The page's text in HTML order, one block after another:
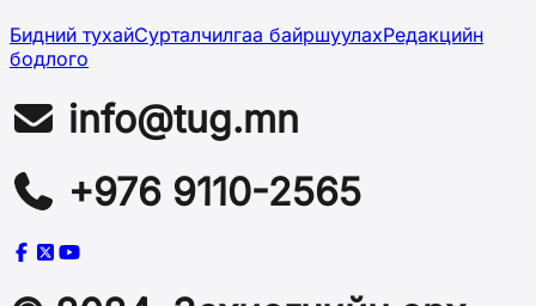
Бидний тухайСурталчилгаа байршуулахРедакцийн
бодлого
info@tug.mn
+976 9110-2565